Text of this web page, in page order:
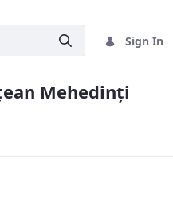
Sign In
Mehedinți